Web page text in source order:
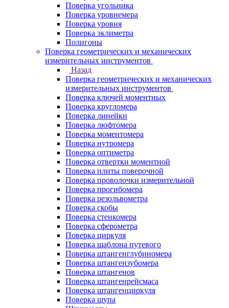
Поверка угольника
Поверка уровнемера
Поверка уровня
Поверка эклиметра
Полигоны
Поверка геометрических и механических
измерительных инструментов
Назад
Поверка геометрических и механических
измерительных инструментов
Поверка ключей моментных
Поверка кругломера
Поверка линейки
Поверка люфтомера
Поверка моментомера
Поверка нутромера
Поверка оптиметра
Поверка отвертки моментной
Поверка плиты поверочной
Поверка проволочки измерительной
Поверка прогибомера
Поверка резольвометра
Поверка скобы
Поверка стенкомера
Поверка сферометра
Поверка циркуля
Поверка шаблона путевого
Поверка штангенглубиномера
Поверка штангензубомера
Поверка штангенов
Поверка штангенрейсмаса
Поверка штангенциркуля
Поверка щупа